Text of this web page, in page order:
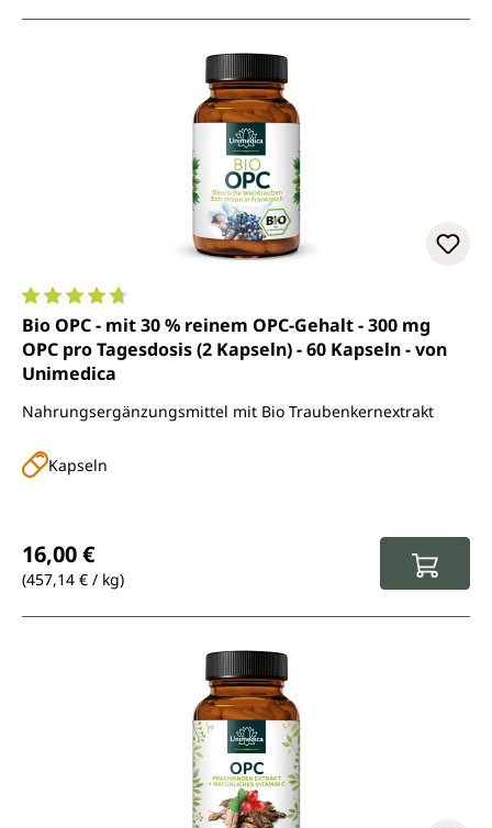
Durchschnittliche Bewertung von 4.8 von 5 Sternen
Bio OPC - mit 30 % reinem OPC-Gehalt - 300 mg
OPC pro Tagesdosis (2 Kapseln) - 60 Kapseln - von
Unimedica
Nahrungsergänzungsmittel mit Bio Traubenkernextrakt
Kapseln
16,00 €
(457,14 € / kg)